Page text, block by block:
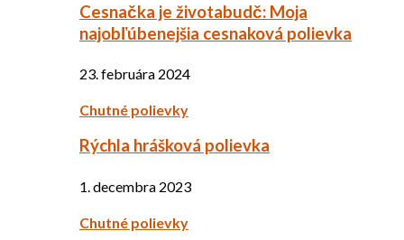
Cesnačka je životabudč: Moja
najobľúbenejšia cesnaková polievka
23. februára 2024
Chutné polievky
Rýchla hrášková polievka
1. decembra 2023
Chutné polievky